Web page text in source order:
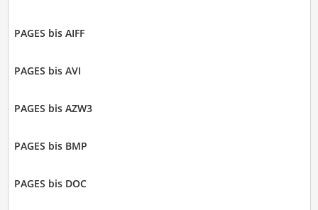
PAGES bis AIFF
PAGES bis AVI
PAGES bis AZW3
PAGES bis BMP
PAGES bis DOC